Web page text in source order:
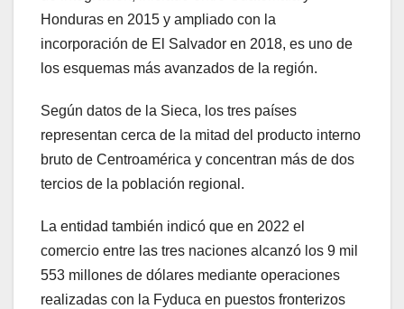
Honduras en 2015 y ampliado con la
incorporación de El Salvador en 2018, es uno de
los esquemas más avanzados de la región.
Según datos de la Sieca, los tres países
representan cerca de la mitad del producto interno
bruto de Centroamérica y concentran más de dos
tercios de la población regional.
La entidad también indicó que en 2022 el
comercio entre las tres naciones alcanzó los 9 mil
553 millones de dólares mediante operaciones
realizadas con la Fyduca en puestos fronterizos